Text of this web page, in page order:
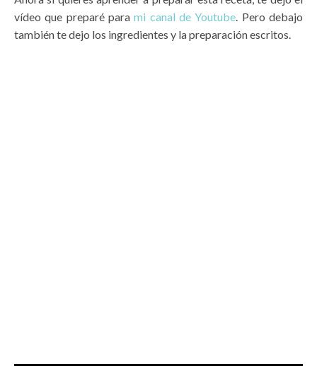
vídeo que preparé parami canal de Youtube. Pero debajo
también te dejo los ingredientes y la preparación escritos.